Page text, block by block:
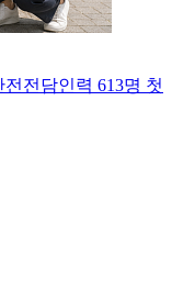
전담인력 613명 첫